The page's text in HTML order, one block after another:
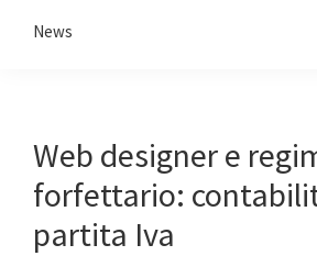
News
Web designer e
forfettario:
partita Iva